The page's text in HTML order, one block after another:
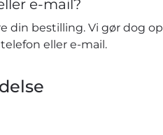
e-mail?
bestilling. Vi gør dog
eller e-mail.